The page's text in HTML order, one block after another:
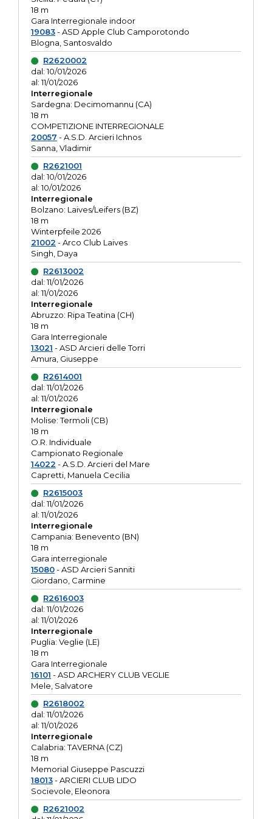
18 m
Gara Interregionale indoor
19083- ASD Apple Club Camporotondo
Blogna, Santosvaldo
R2620002
dal: 10/01/2026
al: 11/01/2026
Interregionale
Sardegna: Decimomannu (CA)
18 m
COMPETIZIONE INTERREGIONALE
20057 - A.S.D. Arcieri Ichnos
Sanna, Vladimir
R2621001
dal: 10/01/2026
al: 10/01/2026
Interregionale
Bolzano: Laives/Leifers (BZ)
18 m
Winterpfeile 2026
21002 - Arco Club Laives
Singh, Daya
R2613002
dal: 11/01/2026
al: 11/01/2026
Interregionale
Abruzzo: Ripa Teatina (CH)
18 m
Gara Interregionale
13021 - ASD Arcieri delle Torri
Amura, Giuseppe
R2614001
dal: 11/01/2026
al: 11/01/2026
Interregionale
Molise: Termoli (CB)
18 m
O.R. Individuale
Campionato Regionale
14022 - A.S.D. Arcieri del Mare
Capretti, Manuela Cecilia
R2615003
dal: 11/01/2026
al: 11/01/2026
Interregionale
Campania: Benevento (BN)
18 m
Gara interregionale
15080- ASD Arcieri Sanniti
Giordano, Carmine
R2616003
dal: 11/01/2026
al: 11/01/2026
Interregionale
Puglia: Veglie (LE)
18 m
Gara Interregionale
16101 - ASD ARCHERY CLUB VEGLIE
Mele, Salvatore
R2618002
dal: 11/01/2026
al: 11/01/2026
Interregionale
Calabria: TAVERNA (CZ)
18 m
Memorial Giuseppe Pascuzzi
18013- ARCIERI CLUB LIDO
Socievole, Eleonora
R2621002